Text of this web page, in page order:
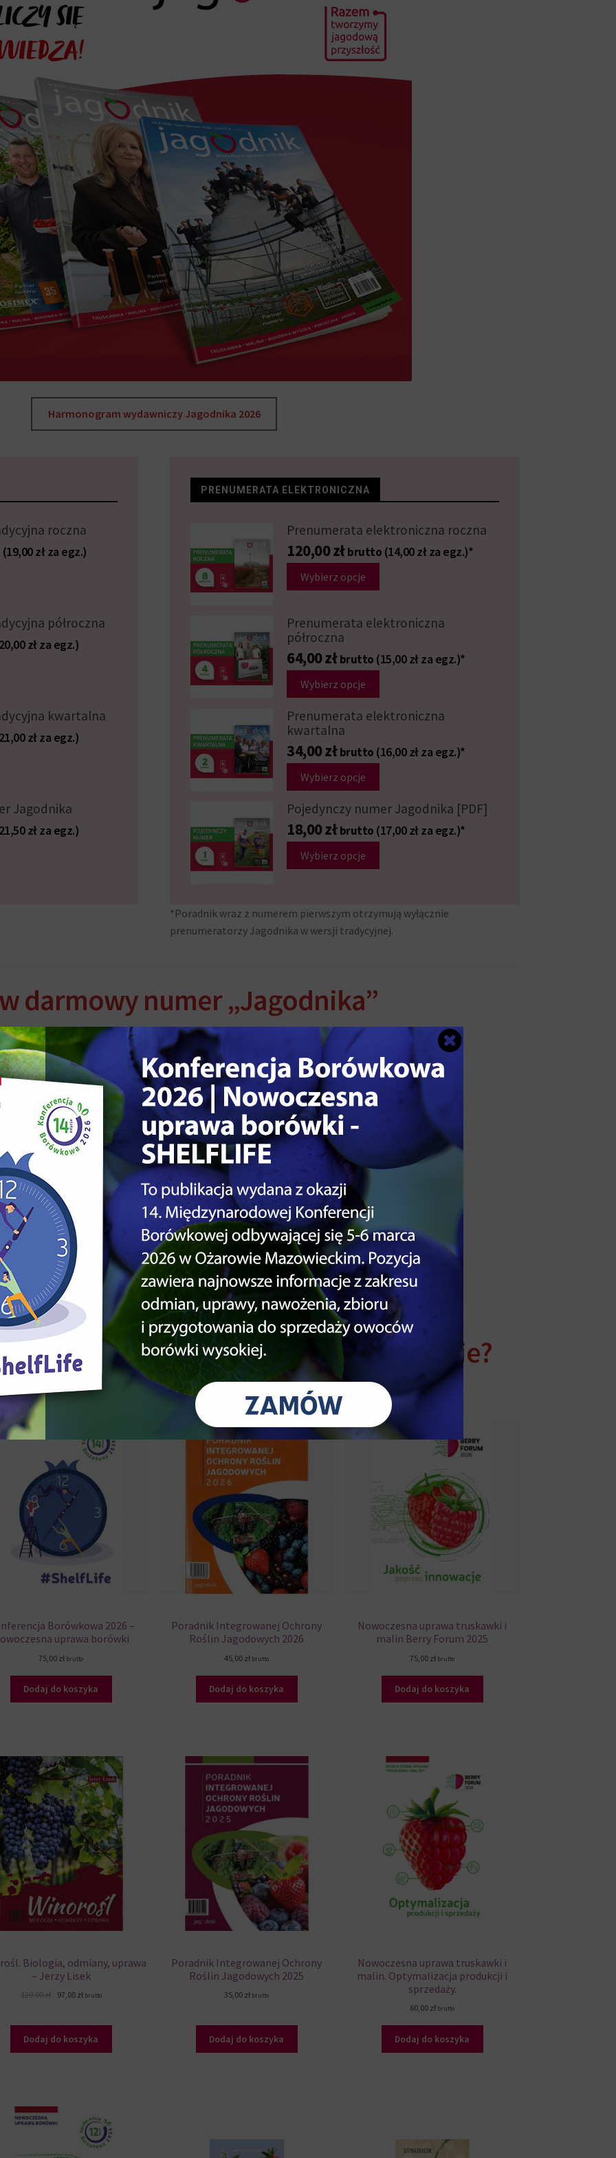
Harmonogram wydawniczy Jagodnika 2026
roczna
(19,00 zł za egz.)
półroczna
zł za egz.)
kwartalna
zł za egz.)
Jagodnika
zł za egz.)
PRENUMERATA ELEKTRONICZNA
Prenumerata elektroniczna roczna
120,00złbrutto (14,00 zł za egz.)*
Wybierz opcje
Prenumerata elektroniczna
półroczna
64,00zł brutto (15,00 zł za egz.)*
Wybierz opcje
Prenumerata elektroniczna
kwartalna
34,00zł brutto (16,00 zł za egz.)*
Wybierz opcje
Pojedynczy numer Jagodnika [PDF]
18,00zł brutto (17,00 zł za egz.)*
Wybierz opcje
*Poradnik wraz z numerem pierwszym otrzymują wyłącznie
prenumeratorzy Jagodnika w wersji tradycyjnej.
darmowy numer „Jagodnika”
Pobierz bezpłatny egzemplarz pokazowy
Cię też inne produkty w naszej ofercie?
Borówkowa 2026 –
uprawa borówki
75,00 zł brutto
Dodaj do koszyka
Poradnik Integrowanej Ochrony
Roślin Jagodowych 2026
45,00 zł brutto
Dodaj do koszyka
Nowoczesna uprawa truskawki i
malin Berry Forum 2025
75,00 zł brutto
Dodaj do koszyka
Biologia, odmiany, uprawa
– Jerzy Lisek
129,00zł
Pierwotna
129,00 zł.
97,00 złAktualna
97,00 zł.
brutto
Dodaj do koszyka
Poradnik Integrowanej Ochrony
Roślin Jagodowych 2025
35,00 zł brutto
Dodaj do koszyka
Nowoczesna uprawa truskawki i
malin. Optymalizacja produkcji i
sprzedaży.
60,00 zł brutto
Dodaj do koszyka